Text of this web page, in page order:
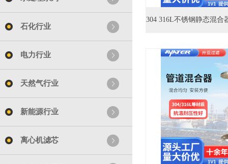
石化行业
电力行业
天然气行业
新能源行业
离心机滤芯